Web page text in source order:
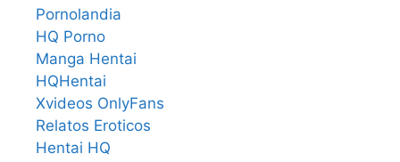
Pornolandia
HQ Porno
Manga Hentai
HQHentai
Xvideos OnlyFans
Relatos Eroticos
Hentai HQ